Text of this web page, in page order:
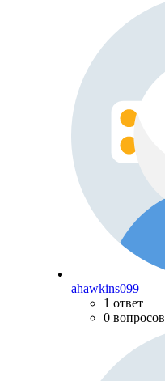
ahawkins099
1 ответ
0 вопросов